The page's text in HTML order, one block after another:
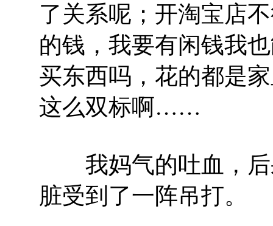
了关系呢；开淘宝店
的钱，我要有闲钱我
买东西吗，花的都是
这么双标啊……
我妈气的吐血，后
脏受到了一阵吊打。